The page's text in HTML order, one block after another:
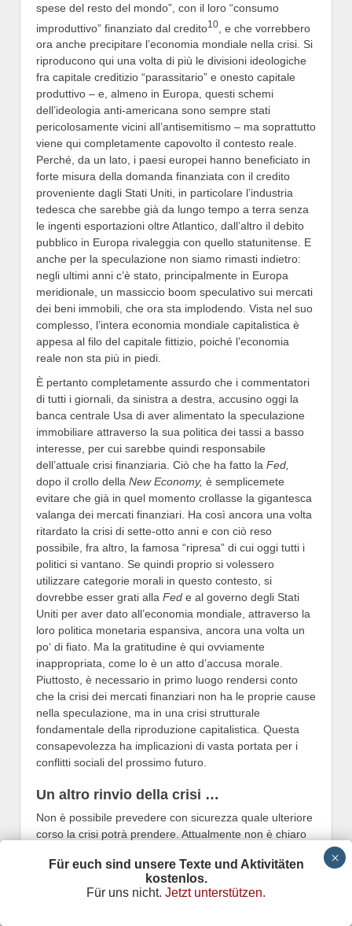
spese del resto del mondo”, con il loro “consumo
improduttivo” finanziato dal credito10 , e che vorrebbero
ora anche precipitare l’economia mondiale nella crisi. Si
riproducono qui una volta di più le divisioni ideologiche
fra capitale creditizio “parassitario” e onesto capitale
produttivo – e, almeno in Europa, questi schemi
dell’ideologia anti-americana sono sempre stati
pericolosamente vicini all’antisemitismo – ma soprattutto
viene qui completamente capovolto il contesto reale.
Perché, da un lato, i paesi europei hanno beneficiato in
forte misura della domanda finanziata con il credito
proveniente dagli Stati Uniti, in particolare l’industria
tedesca che sarebbe già da lungo tempo a terra senza
le ingenti esportazioni oltre Atlantico, dall’altro il debito
pubblico in Europa rivaleggia con quello statunitense. E
anche per la speculazione non siamo rimasti indietro:
negli ultimi anni c’è stato, principalmente in Europa
meridionale, un massiccio boom speculativo sui mercati
dei beni immobili, che ora sta implodendo. Vista nel suo
complesso, l’intera economia mondiale capitalistica è
appesa al filo del capitale fittizio, poiché l’economia
reale non sta più in piedi.
È pertanto completamente assurdo che i commentatori
di tutti i giornali, da sinistra a destra, accusino oggi la
banca centrale Usa di aver alimentato la speculazione
immobiliare attraverso la sua politica dei tassi a basso
interesse, per cui sarebbe quindi responsabile
dell’attuale crisi finanziaria. Ciò che ha fatto la Fed,
dopo il crollo della New Economy, è semplicemete
evitare che già in quel momento crollasse la gigantesca
valanga dei mercati finanziari. Ha così ancora una volta
ritardato la crisi di sette-otto anni e con ciò reso
possibile, fra altro, la famosa “ripresa” di cui oggi tutti i
politici si vantano. Se quindi proprio si volessero
utilizzare categorie morali in questo contesto, si
dovrebbe esser grati alla Fed e al governo degli Stati
Uniti per aver dato all’economia mondiale, attraverso la
loro politica monetaria espansiva, ancora una volta un
po‘ di fiato. Ma la gratitudine è qui ovviamente
inappropriata, come lo è un atto d’accusa morale.
Piuttosto, è necessario in primo luogo rendersi conto
che la crisi dei mercati finanziari non ha le proprie cause
nella speculazione, ma in una crisi strutturale
fondamentale della riproduzione capitalistica. Questa
consapevolezza ha implicazioni di vasta portata per i
conflitti sociali del prossimo futuro.
Un altro rinvio della crisi …
Non è possibile prevedere con sicurezza quale ulteriore
corso la crisi potrà prendere. Attualmente non è chiaro
potranno nuovamente rimandare, grazie ai mercati
mega-crash, con i suoi effetti devastanti per
il mondo intero. Se dovessero avere successo, questo
Für euch sind unsere Texte und Aktivitäten
kostenlos.
Für uns nicht. Jetzt unterstützen.